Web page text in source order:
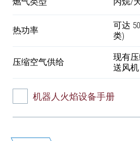
热功率
可达
类)
压缩空气供给
现有
送风机
机器人火焰设备手册